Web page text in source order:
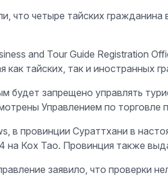
что четыре тайских
and Tour Guide Registration
как тайских, так и иностранных
будет запрещено управлять
Управлением по торговле
в провинции Сураттхани в
на Кох Тао. Провинция также
заявило, что проверки